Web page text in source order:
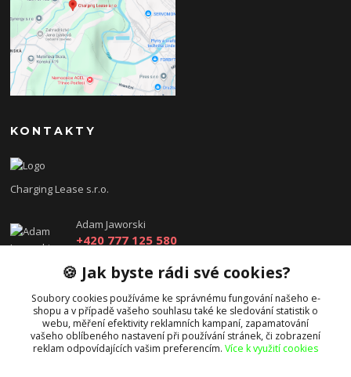
KONTAKTY
Charging Lease s.r.o.
Adam Jaworski
+420 777 125 580
info@charginglease.cz
🍪 Jak byste rádi své cookies?
Soubory cookies používáme ke správnému fungování našeho e-
shopu a v případě vašeho souhlasu také ke sledování statistik o
webu, měření efektivity reklamních kampaní, zapamatování
vašeho oblíbeného nastavení při používání stránek, či zobrazení
reklam odpovídajících vašim preferencím. Více k využití cookies